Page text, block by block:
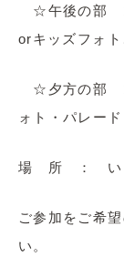
☆午後の部
orキッズフォト
☆夕方の部
ォト・パレード
場 所 ： い
ご参加をご希
い。